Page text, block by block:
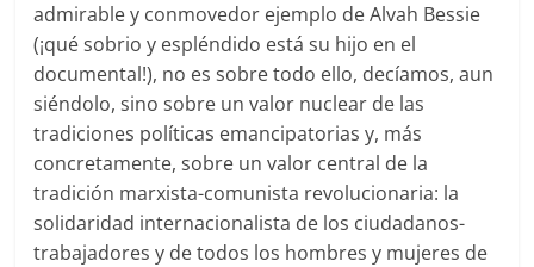
admirable y conmovedor ejemplo de Alvah Bessie
(¡qué sobrio y espléndido está su hijo en el
documental!), no es sobre todo ello, decíamos, aun
siéndolo, sino sobre un valor nuclear de las
tradiciones políticas emancipatorias y, más
concretamente, sobre un valor central de la
tradición marxista-comunista revolucionaria: la
solidaridad internacionalista de los ciudadanos-
trabajadores y de todos los hombres y mujeres de